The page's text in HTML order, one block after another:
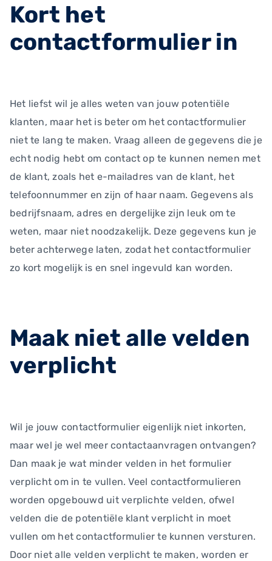
Kort het
contactformulier in
Het liefst wil je alles weten van jouw potentiële
klanten, maar het is beter om het contactformulier
niet te lang te maken. Vraag alleen de gegevens die je
echt nodig hebt om contact op te kunnen nemen met
de klant, zoals het e-mailadres van de klant, het
telefoonnummer en zijn of haar naam. Gegevens als
bedrijfsnaam, adres en dergelijke zijn leuk om te
weten, maar niet noodzakelijk. Deze gegevens kun je
beter achterwege laten, zodat het contactformulier
zo kort mogelijk is en snel ingevuld kan worden.
Maak niet alle velden
verplicht
Wil je jouw contactformulier eigenlijk niet inkorten,
maar wel je wel meer contactaanvragen ontvangen?
Dan maak je wat minder velden in het formulier
verplicht om in te vullen. Veel contactformulieren
worden opgebouwd uit verplichte velden, ofwel
velden die de potentiële klant verplicht in moet
vullen om het contactformulier te kunnen versturen.
Door niet alle velden verplicht te maken, worden er